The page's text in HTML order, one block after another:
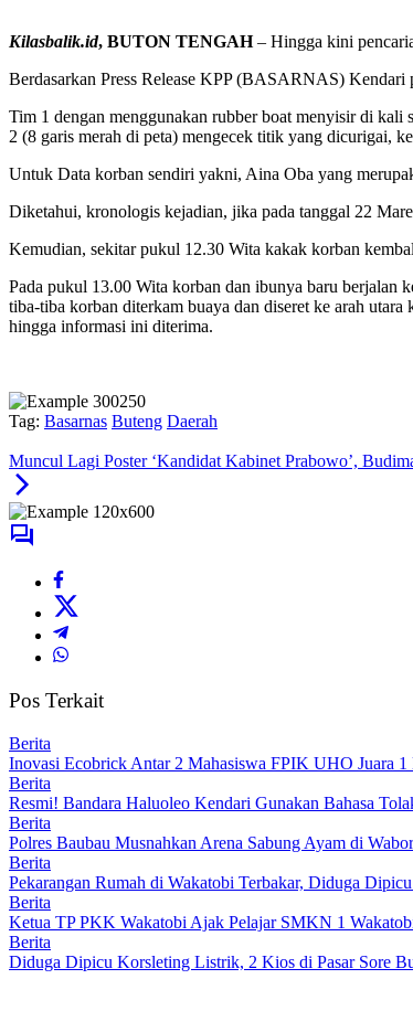
Kilasbalik.id, BUTON TENGAH– Hingga kini
Berdasarkan Press Release KPP (BASARNAS)
Tim 1 dengan menggunakan rubber boat menyisir di
2 (8 garis merah di peta) mengecek titik yang dicurigai,
Untuk Data korban sendiri yakni, Aina Oba yang
Diketahui, kronologis kejadian, jika pada tanggal 22
Kemudian, sekitar pukul 12.30 Wita kakak korban
Pada pukul 13.00 Wita korban dan ibunya baru berjalan
tiba-tiba korban diterkam buaya dan diseret ke arah
hingga informasi ini diterima.
Tag: Basarnas Buteng Daerah
Muncul Lagi Poster ‘Kandidat Kabinet Prabowo’,
Pos Terkait
Berita
Inovasi Ecobrick Antar 2 Mahasiswa FPIK UHO Juara
Berita
Resmi! Bandara Haluoleo Kendari Gunakan Bahasa
Berita
Polres Baubau Musnahkan Arena Sabung Ayam di
Berita
Pekarangan Rumah di Wakatobi Terbakar, Diduga
Berita
Ketua TP PKK Wakatobi Ajak Pelajar SMKN 1
Berita
Diduga Dipicu Korsleting Listrik, 2 Kios di Pasar Sore